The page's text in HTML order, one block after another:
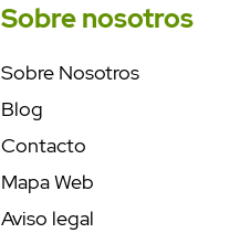
Sobre nosotros
Sobre Nosotros
Blog
Contacto
Mapa Web
Aviso legal